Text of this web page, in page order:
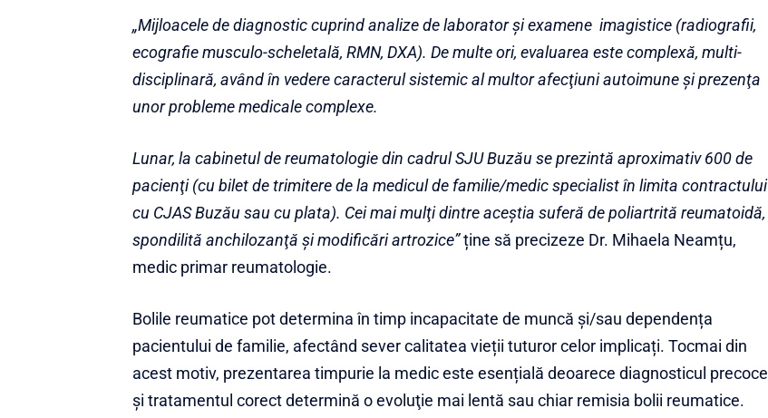
„Mijloacele de diagnostic cuprind analize de laborator şi examene imagistice (radiografii,
ecografie musculo-scheletală, RMN, DXA). De multe ori, evaluarea este complexă, multi-
disciplinară, având în vedere caracterul sistemic al multor afecţiuni autoimune şi prezenţa
unor probleme medicale complexe.
Lunar, la cabinetul de reumatologie din cadrul SJU Buzău se prezintă aproximativ 600 de
pacienţi (cu bilet de trimitere de la medicul de familie/medic specialist în limita contractului
cu CJAS Buzău sau cu plata). Cei mai mulţi dintre aceştia suferă de poliartrită reumatoidă,
spondilită anchilozanţă şi modificări artrozice”ține să precizeze Dr. Mihaela Neamțu,
medic primar reumatologie.
Bolile reumatice pot determina în timp incapacitate de muncă şi/sau dependența
pacientului de familie, afectând sever calitatea vieții tuturor celor implicați. Tocmai din
acest motiv, prezentarea timpurie la medic este esențială deoarece diagnosticul precoce
şi tratamentul corect determină o evoluţie mai lentă sau chiar remisia bolii reumatice.